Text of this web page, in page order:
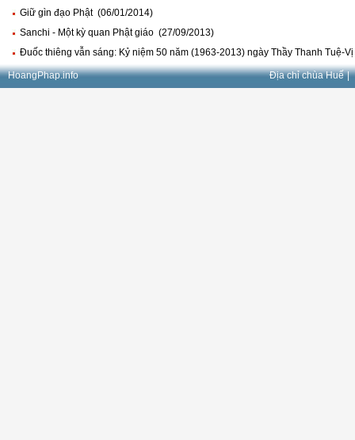
Giữ gìn đạo Phật (06/01/2014)
Sanchi - Một kỳ quan Phật giáo (27/09/2013)
Đuốc thiêng vẫn sáng: Kỷ niệm 50 năm (1963-2013) ngày Thầy Thanh Tuệ-
HoangPhap.info Địa chỉ chùa Huế |